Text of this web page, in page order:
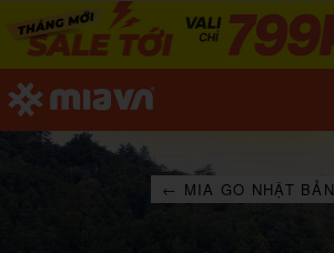
← MIA GO NHẬT BẢN